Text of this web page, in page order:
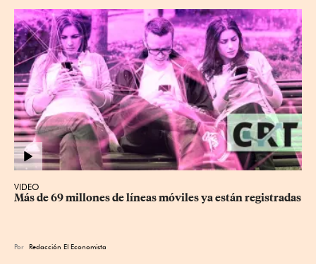
VIDEO
Más de 69 millones de líneas móviles ya están registradas
Por Redacción El Economista